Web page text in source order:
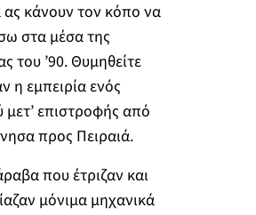
ας κάνουν τον κόπο να
στα μέσα της
του ’90. Θυμηθείτε
η εμπειρία ενός
μετ’ επιστροφής από
προς Πειραιά.
που έτριζαν και
μόνιμα μηχανικά